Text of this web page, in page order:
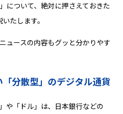
について、絶対に押さえておきた
たします。
ュースの内容もグッと分かりやす
分散型」のデジタル通貨
や「ドル」は、日本銀行などの